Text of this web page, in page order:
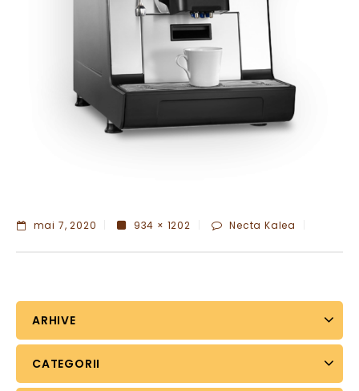
mai 7, 2020 934 × 1202 Necta Kalea
ARHIVE
CATEGORII